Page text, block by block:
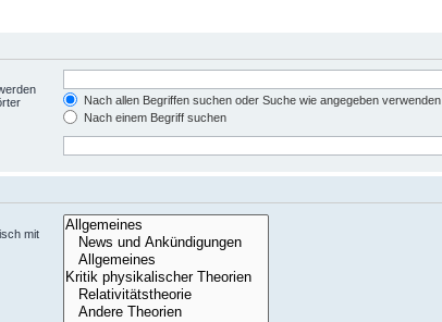
Nach allen Begriffen suchen oder Suche wie angegeben verwenden
Nach einem Begriff suchen
mit